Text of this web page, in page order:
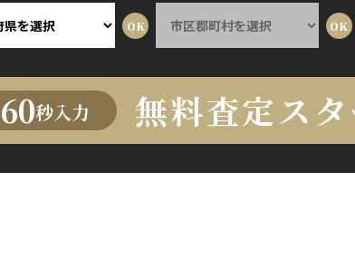
60秒入力 無料査定ス